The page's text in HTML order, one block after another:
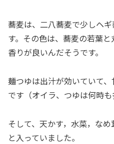
蕎麦は、二八蕎麦で少しヘ
す。その色は、蕎麦の若葉
香りが良いんだそうです。
麺つゆは出汁が効いていて
です（オイラ、つゆは何時も
そして、天かす，水菜，な
と入っていました。